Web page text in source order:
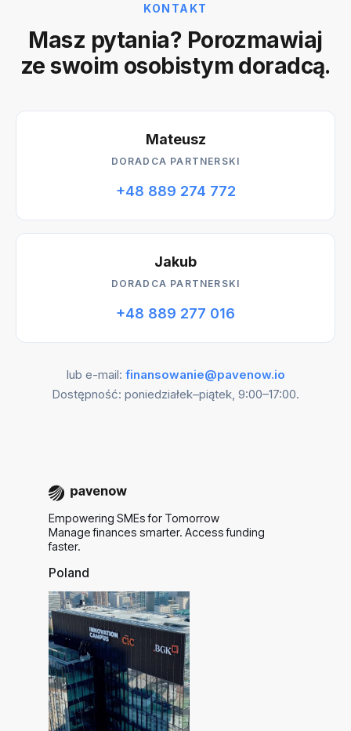
KONTAKT
Masz pytania? Porozmawiaj
ze swoim osobistym doradcą.
Mateusz
DORADCA PARTNERSKI
+48 889 274 772
Jakub
DORADCA PARTNERSKI
+48 889 277 016
lub e-mail: finansowanie@pavenow.io
Dostępność: poniedziałek–piątek, 9:00–17:00.
Empowering SMEs for Tomorrow
Manage finances smarter. Access funding
faster.
Poland